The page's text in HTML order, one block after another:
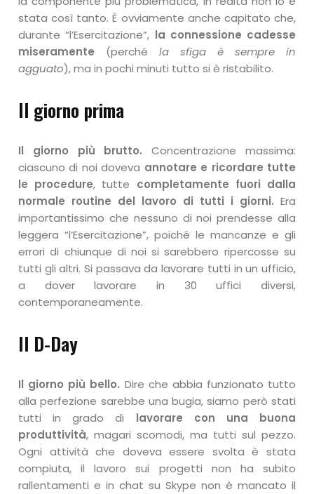
stata così tanto. È ovviamente anche capitato che,
durante “l’Esercitazione”, la connessione cadesse
miseramente (perchéla sfiga è sempre in
agguato), ma in pochi minuti tutto si è ristabilito.
Il giorno prima
Il giorno più brutto. Concentrazione massima:
ciascuno di noi doveva annotare e ricordare tutte
le procedure, tutte completamente fuori dalla
normale routine del lavoro di tutti i giorni. Era
importantissimo che nessuno di noi prendesse alla
leggera “l’Esercitazione”, poiché le mancanze e gli
errori di chiunque di noi si sarebbero ripercosse su
tutti gli altri. Si passava da lavorare tutti in un ufficio,
a dover lavorare in 30 uffici diversi,
contemporaneamente.
Il D-Day
Il giorno più bello. Dire che abbia funzionato tutto
alla perfezione sarebbe una bugia, siamo però stati
tutti in grado di lavorare con una buona
produttività, magari scomodi, ma tutti sul pezzo.
Ogni attività che doveva essere svolta è stata
compiuta, il lavoro sui progetti non ha subito
rallentamenti e in chat su Skype non è mancato il